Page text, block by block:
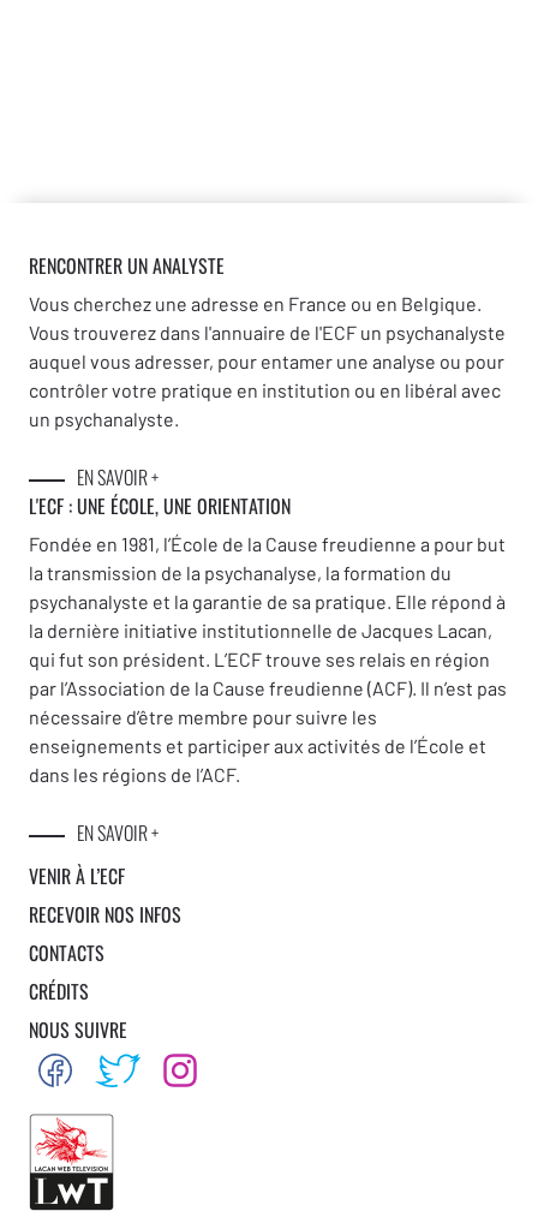
RENCONTRER UN ANALYSTE
Vous cherchez une adresse en France ou en Belgique.
Vous trouverez dans l'annuaire de l'ECF un psychanalyste
auquel vous adresser, pour entamer une analyse ou pour
contrôler votre pratique en institution ou en libéral avec
un psychanalyste.
EN SAVOIR +
L'ECF : UNE ÉCOLE, UNE ORIENTATION
Fondée en 1981, l’École de la Cause freudienne a pour but
la transmission de la psychanalyse, la formation du
psychanalyste et la garantie de sa pratique. Elle répond à
la dernière initiative institutionnelle de Jacques Lacan,
qui fut son président. L’ECF trouve ses relais en région
par l’Association de la Cause freudienne (ACF). Il n’est pas
nécessaire d’être membre pour suivre les
enseignements et participer aux activités de l’École et
dans les régions de l’ACF.
EN SAVOIR +
VENIR À L’ECF
RECEVOIR NOS INFOS
CONTACTS
CRÉDITS
NOUS SUIVRE